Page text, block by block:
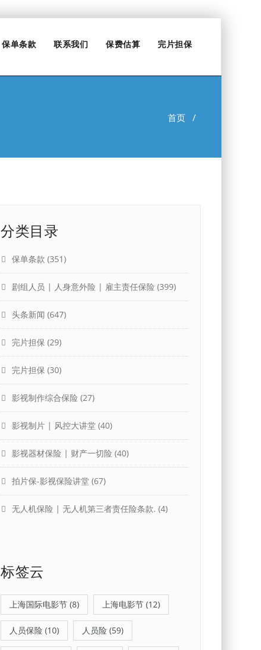
保单条款 联系我们 保费估算 完片担保
首页 /
分类目录
保单条款 (351)
剧组人员 | 人身意外险 | 雇主责任保险 (399)
头条新闻 (647)
完片担保 (29)
完片担保 (30)
影视制作综合保险 (27)
影视制片 | 风控大讲堂 (40)
影视器材保险 | 财产一切险 (40)
拍片保-影视保险讲堂 (67)
无人机保险 | 无人机第三者责任险条款. (4)
标签云
上海国际电影节 (8) 上海电影节 (12)
人员保险 (10) 人员险 (59)